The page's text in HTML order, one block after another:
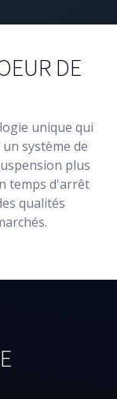
DE
unique qui
système de
plus
temps d'arrêt
qualités